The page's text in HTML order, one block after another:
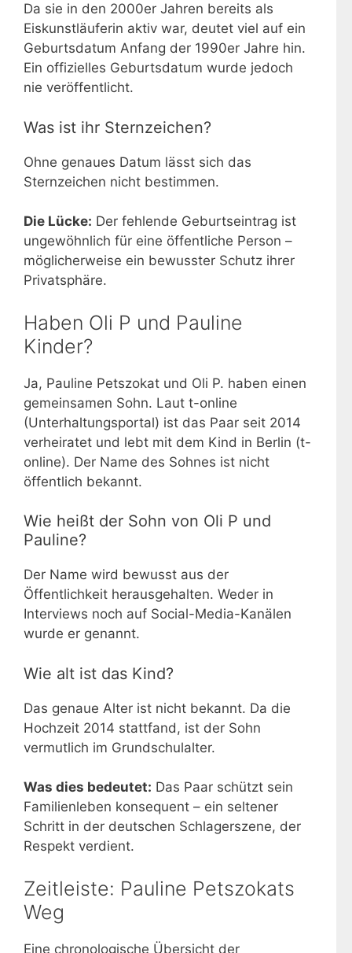
Da sie in den 2000er Jahren bereits als
Eiskunstläuferin aktiv war, deutet viel auf ein
Geburtsdatum Anfang der 1990er Jahre hin.
Ein offizielles Geburtsdatum wurde jedoch
nie veröffentlicht.
Was ist ihr Sternzeichen?
Ohne genaues Datum lässt sich das
Sternzeichen nicht bestimmen.
Die Lücke: Der fehlende Geburtseintrag ist
ungewöhnlich für eine öffentliche Person –
möglicherweise ein bewusster Schutz ihrer
Privatsphäre.
Haben Oli P und Pauline
Kinder?
Ja, Pauline Petszokat und Oli P. haben einen
gemeinsamen Sohn. Laut t-online
(Unterhaltungsportal) ist das Paar seit 2014
verheiratet und lebt mit dem Kind in Berlin (t-
online). Der Name des Sohnes ist nicht
öffentlich bekannt.
Wie heißt der Sohn von Oli P und
Pauline?
Der Name wird bewusst aus der
Öffentlichkeit herausgehalten. Weder in
Interviews noch auf Social-Media-Kanälen
wurde er genannt.
Wie alt ist das Kind?
Das genaue Alter ist nicht bekannt. Da die
Hochzeit 2014 stattfand, ist der Sohn
vermutlich im Grundschulalter.
Was dies bedeutet: Das Paar schützt sein
Familienleben konsequent – ein seltener
Schritt in der deutschen Schlagerszene, der
Respekt verdient.
Zeitleiste: Pauline Petszokats
Weg
Eine chronologische Übersicht der